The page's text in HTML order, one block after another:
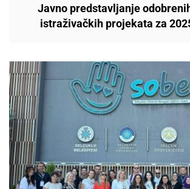
Javno predstavljanje
istraživačkih projekata za